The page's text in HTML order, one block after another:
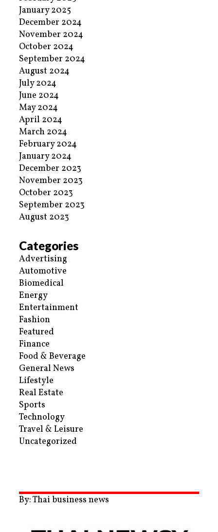
January 2025
December 2024
November 2024
October 2024
September 2024
August 2024
July 2024
June 2024
May 2024
April 2024
March 2024
February 2024
January 2024
December 2023
November 2023
October 2023
September 2023
August 2023
Categories
Advertising
Automotive
Biomedical
Energy
Entertainment
Fashion
Featured
Finance
Food & Beverage
General News
Lifestyle
Real Estate
Sports
Technology
Travel & Leisure
Uncategorized
By: Thai business news